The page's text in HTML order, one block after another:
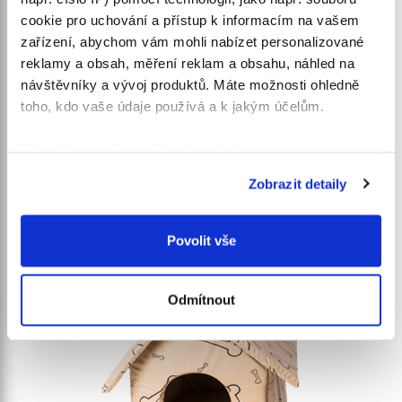
cookie pro uchování a přístup k informacím na vašem
zařízení, abychom vám mohli nabízet personalizované
reklamy a obsah, měření reklam a obsahu, náhled na
návštěvníky a vývoj produktů. Máte možnosti ohledně
toho, kdo vaše údaje používá a k jakým účelům.
poloze, které mohou být přesné na několik metrů
Identifikovali vaše zařízení pomocí aktivního
skenování pro konkrétní charakteristiky (otisk prstu)
Zjistěte více o tom, jak zpracováváme vaše osobní
Svůj souhlas můžete kdykoliv změnit nebo odvolat v
části Prohlášení o souborech cookie.
K personalizaci obsahu a reklam, poskytování funkcí
sociálních médií a analýze naší návštěvnosti využíváme
Zobrazit detaily
Povolit vše
Odmítnout
Pelech Kost, 8hran, bavlna, béžový, černé
kosti
Velikosti: